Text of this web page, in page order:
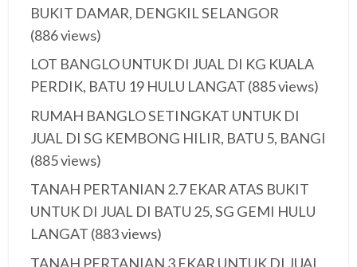
BUKIT DAMAR, DENGKIL SELANGOR
(886 views)
LOT BANGLO UNTUK DI JUAL DI KG KUALA
PERDIK, BATU 19 HULU LANGAT (885 views)
RUMAH BANGLO SETINGKAT UNTUK DI
JUAL DI SG KEMBONG HILIR, BATU 5, BANGI
(885 views)
TANAH PERTANIAN 2.7 EKAR ATAS BUKIT
UNTUK DI JUAL DI BATU 25, SG GEMI HULU
LANGAT (883 views)
TANAH PERTANIAN 3 EKAR UNTUK DI JUAL